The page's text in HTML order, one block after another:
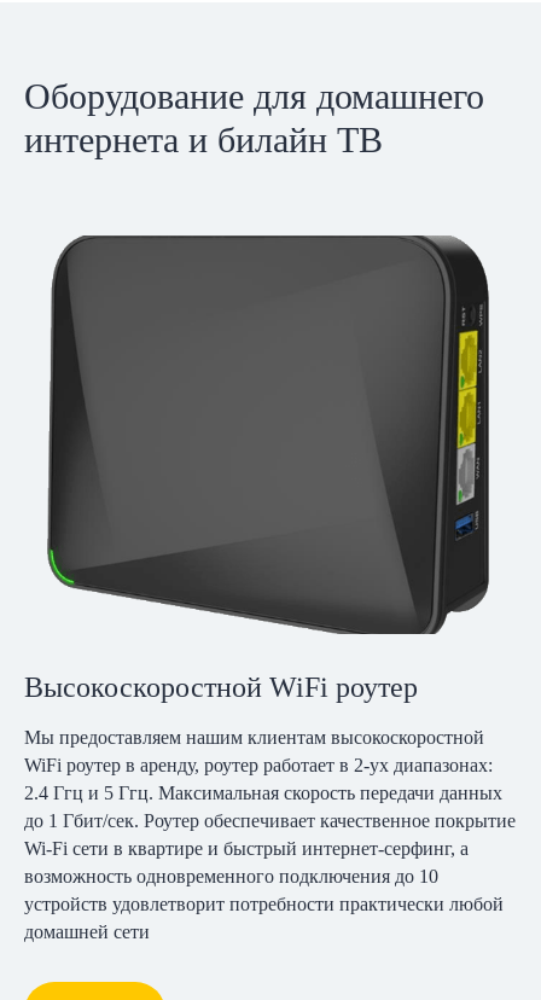
Оборудование для домашнего
интернета и билайн ТВ
Высокоскоростной WiFi роутер
Мы предоставляем нашим клиентам высокоскоростной
WiFi роутер в аренду, роутер работает в 2-ух диапазонах:
2.4 Ггц и 5 Ггц. Максимальная скорость передачи данных
до 1 Гбит/сек. Роутер обеспечивает качественное покрытие
Wi-Fi сети в квартире и быстрый интернет-серфинг, а
возможность одновременного подключения до 10
устройств удовлетворит потребности практически любой
домашней сети